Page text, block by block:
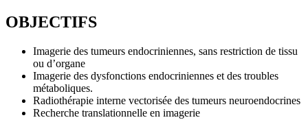
OBJECTIFS
Imagerie des tumeurs endocriniennes, sans restriction de tissu
ou d’organe
Imagerie des dysfonctions endocriniennes et des troubles
métaboliques.
Radiothérapie interne vectorisée des tumeurs neuroendocrines
Recherche translationnelle en imagerie